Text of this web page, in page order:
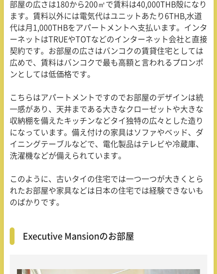
部屋の広さは180から200㎡で賃料は40,000THB殻になり
ます。賃料以外には電気代はユニットあたり6THB,水道
代は月1,000THBをアパートメントへ支払います。インタ
ーネットはTRUEやTOTなどのインターネット会社と直接
契約です。お部屋の広さはバンコクの賃貸住宅としては
広めで、賃料はバンコクで最も高額と言われるプロンポ
ンとしては低価格です。
こちらはアパートメントですのでお部屋のデザインは統
一感があり、天井まである大きなクローゼットや大きな
収納棚を備えたキッチンなどタイ独特の広々とした造り
になっています。備え付けの家具はソファやベッド、ダ
イニングテーブルなどで、電化製品はテレビや冷蔵庫、
洗濯機などが備えられています。
このように、古いタイの住宅では一つ一つが大きくとら
れたお部屋や家具などは日本の住宅では経験できないも
のばかりです。
Executive Mansionのお部屋